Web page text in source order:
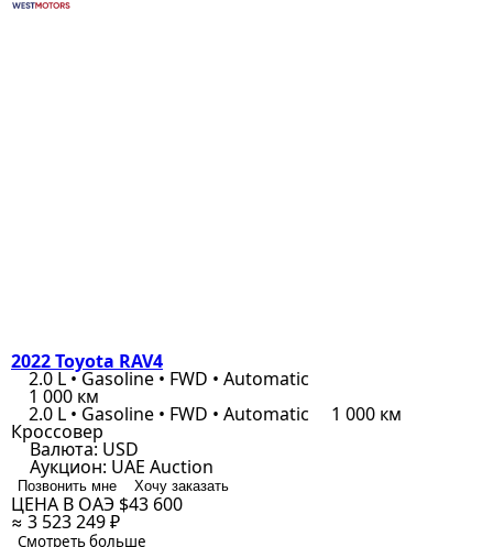
2022 Toyota RAV4
2.0 L • Gasoline • FWD • Automatic
1 000 км
2.0 L • Gasoline • FWD • Automatic 1 000 км
Кроссовер
Валюта: USD
Аукцион: UAE Auction
Позвонить мне Хочу заказать
ЦЕНА В ОАЭ $43 600
≈ 3 523 249 ₽
Смотреть больше